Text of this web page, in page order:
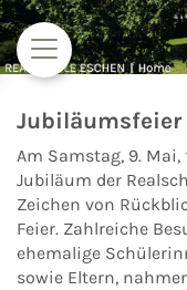
Zum Inhalt springen
Jubiläumsfeier
Am Samstag, 9.
Jubiläum der
Zeichen von
Feier. Zahlreiche
ehemalige
sowie Eltern,